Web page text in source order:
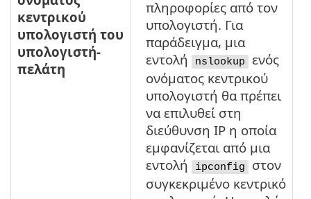
κεντρικού
υπολογιστή του
υπολογιστή-
πελάτη
πληροφορίες από τον
υπολογιστή. Για
παράδειγμα, μια
εντολή
nslookup
ενός
ονόματος κεντρικού
υπολογιστή θα πρέπει
να επιλυθεί στη
διεύθυνση IP η οποία
εμφανίζεται από μια
εντολή
ipconfig
στον
συγκεκριμένο κεντρικό